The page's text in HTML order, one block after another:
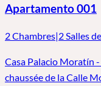
Apartamento 001
2 Chambres|2 Salles
Casa Palacio Moratín
chaussée de la Calle